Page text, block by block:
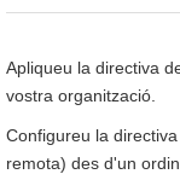
Apliqueu la directiva
vostra organització.
Configureu la
remota) des d'un